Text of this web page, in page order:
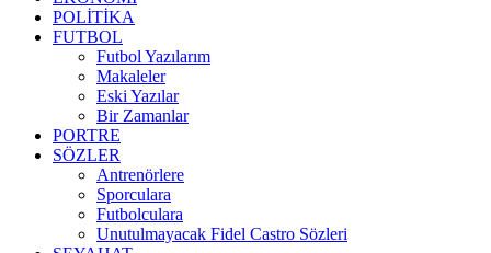
POLİTİKA
FUTBOL
Futbol Yazılarım
Makaleler
Eski Yazılar
Bir Zamanlar
PORTRE
SÖZLER
Antrenörlere
Sporculara
Futbolculara
Unutulmayacak Fidel Castro Sözleri